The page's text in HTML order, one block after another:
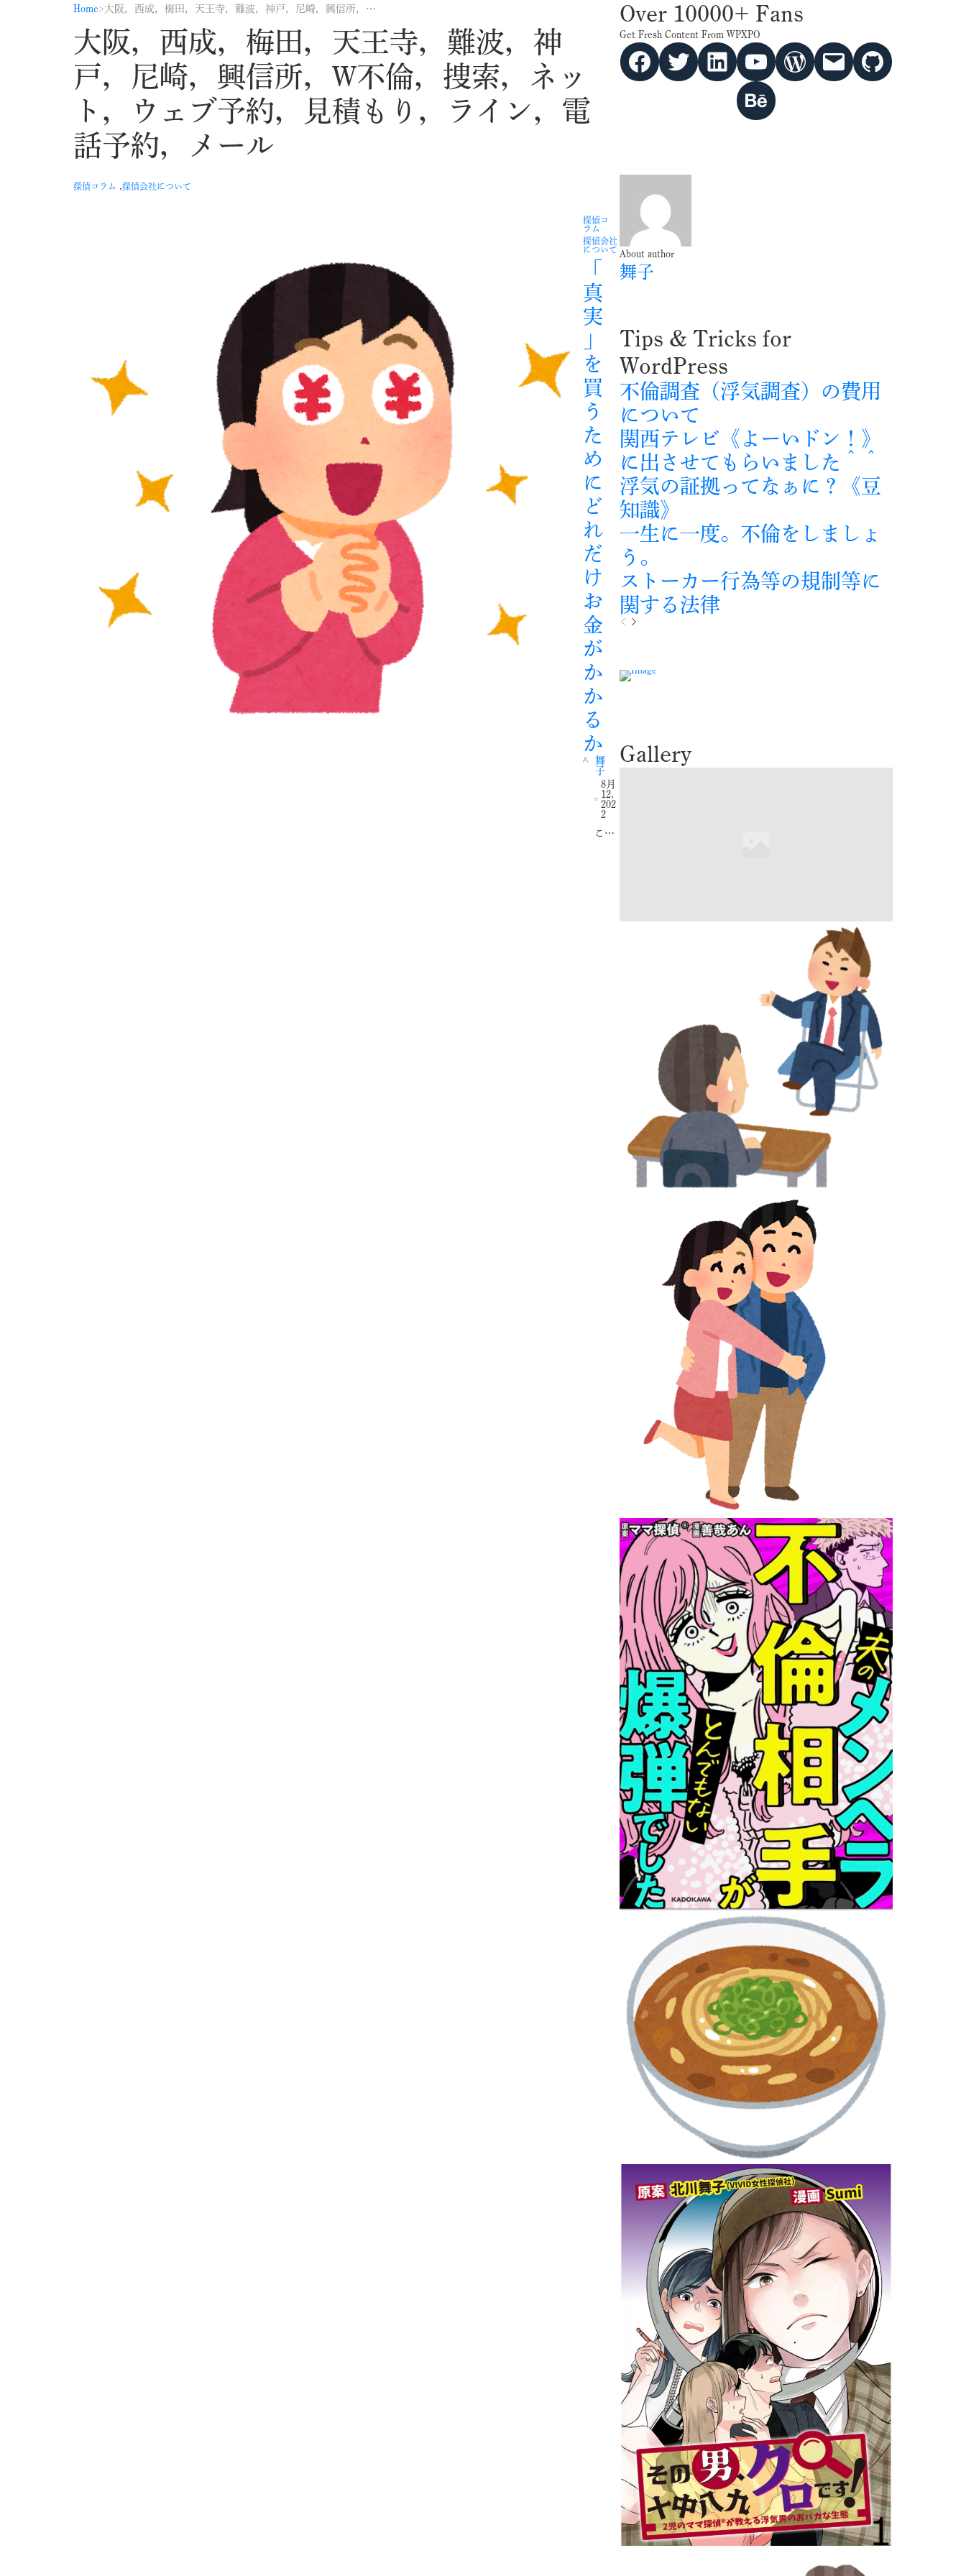
Home 大阪，西成，梅田，天王寺，難波，神戸，尼崎，興信所，W不倫，捜索，ネット，ウェブ予約，見積もり，ライン，電話予約，メール
大阪，西成，梅田，天王寺，難波，神
戸，尼崎，興信所，W不倫，捜索，ネッ
ト，ウェブ予約，見積もり，ライン，電
話予約，メール
探偵コラム ,探偵会社について
探偵コ
ラム
探偵会社
について
真
実
」
を
買
う
た
め
に
ど
れ
だ
け
お
金
が
か
か
る
か
舞
子
8月
12,
202
2
こ…
Over 10000+ Fans
Get Fresh Content From WPXPO
Facebook Twitter hello vaa YouTube WordPress Mail
GitHub
Behance
About author
舞子
Tips & Tricks for
WordPress
不倫調査（浮気調査）の費用
について
関西テレビ《よーいドン！》
に出させてもらいました＾＾
浮気の証拠ってなぁに？《豆
知識》
一生に一度。不倫をしましょ
う。
ストーカー行為等の規制等に
関する法律
P
o
u
N
Gallery